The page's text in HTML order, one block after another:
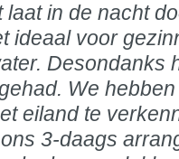
in de nacht
ideaal voor
Desondanks
We
eiland te
3-daags